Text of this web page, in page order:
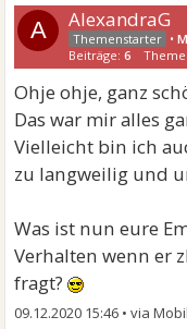
A AlexandraG
•
Beiträge:6
Ohje ohje, ganz
Das war mir alles
Vielleicht bin ich
zu langweilig und
Was ist nun eure
Verhalten wenn er
fragt?
09.12.2020 15:46 •